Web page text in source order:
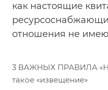
как настоящие
отношения не
3 ВАЖНЫХ ПРАВИЛА
такое «извещение»